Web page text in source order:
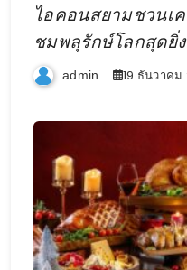
ไอคอนสยามชวนเ
ชมพลุรักษ์โลกสุดยิ่ง
Countdown 2026
admin 19 ธันวาคม